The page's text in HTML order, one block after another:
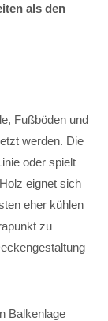
als den
Fußböden und
werden. Die
oder spielt
eignet sich
eher kühlen
zu
Balkenlage